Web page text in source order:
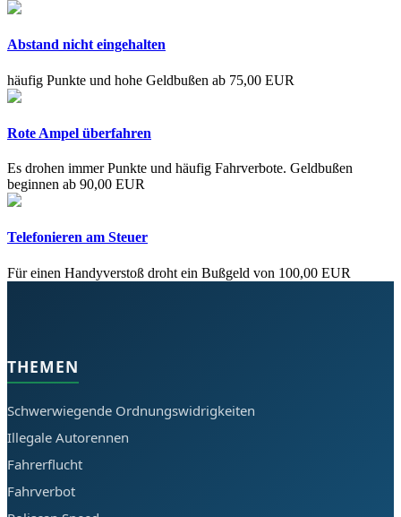
Abstand nicht eingehalten
häufig Punkte und hohe Geldbußen ab 75,00 EUR
Rote Ampel überfahren
Es drohen immer Punkte und häufig Fahrverbote. Geldbußen
beginnen ab 90,00 EUR
Telefonieren am Steuer
Für einen Handyverstoß droht ein Bußgeld von 100,00 EUR
THEMEN
Schwerwiegende Ordnungswidrigkeiten
Illegale Autorennen
Fahrerflucht
Fahrverbot